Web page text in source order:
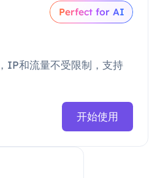
Perfect for AI
IP和流量不受限制，支持
开始使用